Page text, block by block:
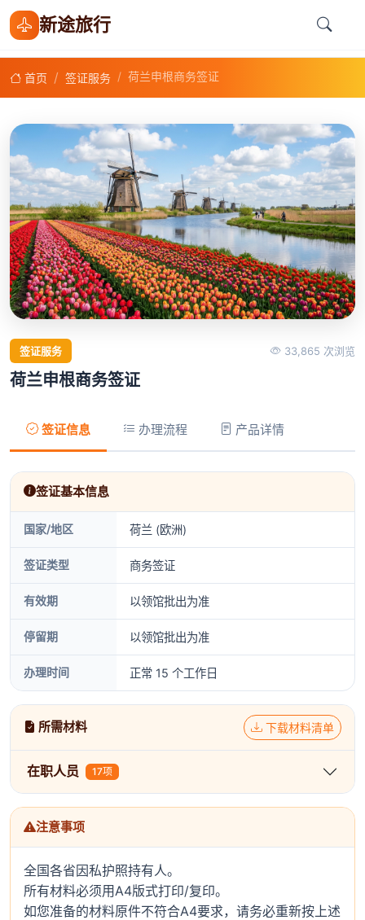
新途旅行
首页 签证服务 荷兰申根商务签证
签证服务 33,865 次浏览
荷兰申根商务签证
签证信息 办理流程 产品详情
签证基本信息
国家/地区 荷兰 (欧洲)
签证类型 商务签证
有效期 以领馆批出为准
停留期 以领馆批出为准
办理时间 正常 15 个工作日
所需材料 下载材料清单
在职人员 17项
注意事项
全国各省因私护照持有人。
所有材料必须用A4版式打印/复印。
如您准备的材料原件不符合A4要求，请务必重新按上述